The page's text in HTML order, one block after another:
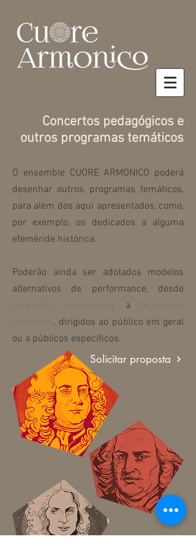
Concertos pedagógicos e
outros programas temáticos
O ensemble CUORE ARMONICO poderá
desenhar outros programas temáticos,
para além dos aqui apresentados, como,
por exemplo, os dedicados a alguma
efeméride histórica.
Poderão ainda ser adotados modelos
alternativos de performance, desde
a
, dirigidos ao público em geral
ou a públicos específicos.
Solicitar proposta